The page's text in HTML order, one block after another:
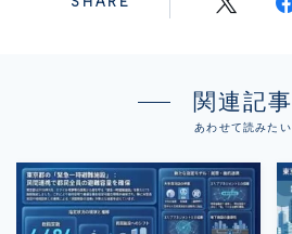
関連記事
あわせて読みたい